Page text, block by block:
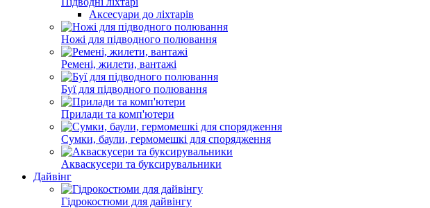
Аксесуари до ліхтарів
Ножі для підводного полювання
Ремені, жилети, вантажі
Буї для підводного полювання
Прилади та комп'ютери
Сумки, баули, гермомешкі для спорядження
Акваскусери та буксирувальники
Дайвінг
Гідрокостюми для дайвінгу